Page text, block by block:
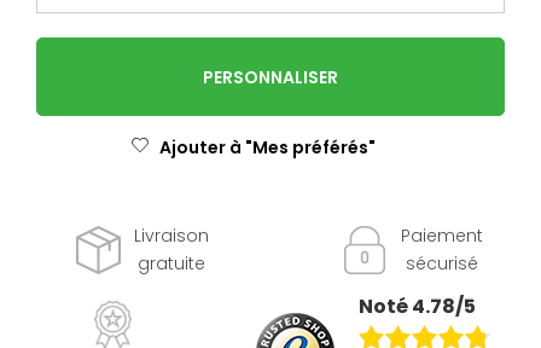
PERSONNALISER
Ajouter à "Mes préférés"
Livraison
gratuite
Paiement
sécurisé
Noté 4.78/5